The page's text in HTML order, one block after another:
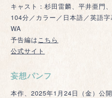
キャスト：杉田雷麟、平井亜門
104分／カラー／日本語／英語
WA
予告編はこちら
公式サイト
妄想パンフ
本作、2025年1月24日（金）公